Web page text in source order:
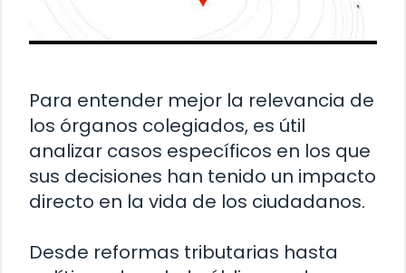
Para entender mejor la relevancia de
los órganos colegiados, es útil
analizar casos específicos en los que
sus decisiones han tenido un impacto
directo en la vida de los ciudadanos.
Desde reformas tributarias hasta